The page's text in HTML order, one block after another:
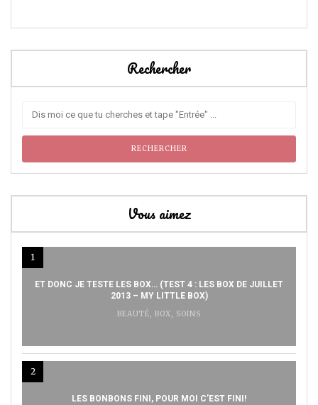
Rechercher
Vous aimez
1
ET DONC JE TESTE LES BOX… (TEST 4 : LES BOX DE JUILLET
2013 – MY LITTLE BOX)
BEAUTÉ, BOX, SOINS
2
LES BONBONS FINI, POUR MOI C’EST FINI!